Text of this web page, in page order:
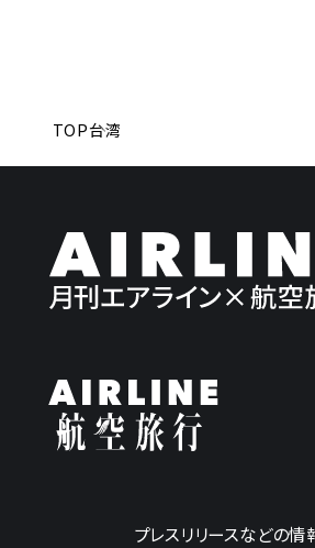
TOP台湾
プレスリリースなどの